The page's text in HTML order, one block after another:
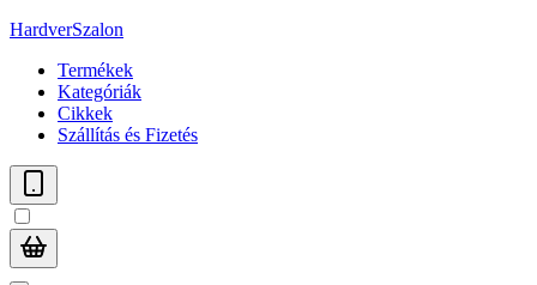
HardverSzalon
Termékek
Kategóriák
Cikkek
Szállítás és Fizetés